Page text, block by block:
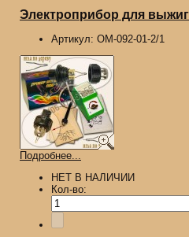
Электроприбор для
Артикул: ОМ-092-01-2/1
Подробнее...
НЕТ В НАЛИЧИИ
Кол-во: